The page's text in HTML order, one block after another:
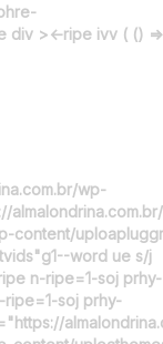
><-ripe ivv ( ()
wp-
content/
word ue s/j
n-ripe=1-soj prhy-
soj prhy-